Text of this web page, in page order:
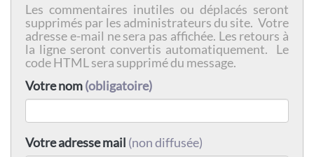
Les commentaires inutiles ou déplacés seront
supprimés par les administrateurs du site. Votre
adresse e-mail ne sera pas affichée. Les retours à
la ligne seront convertis automatiquement. Le
code HTML sera supprimé du message.
Votre nom(obligatoire)
Votre adresse mail (non diffusée)